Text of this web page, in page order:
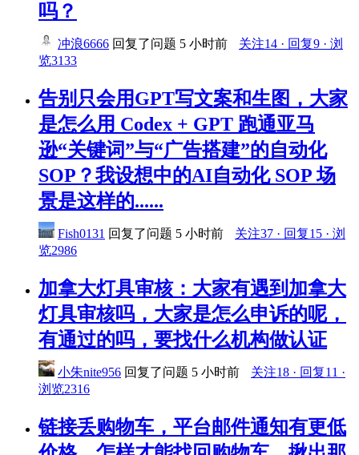
吗？
冲浪6666 回复了问题 5 小时前
关注14 · 回复9 · 浏
览3133
告别只会用GPT写文案和生图，大家
是怎么用 Codex + GPT 跑通亚马
逊“关键词”与“广告搭建”的自动化
SOP？我设想中的AI自动化 SOP 场
景是这样的......
Fish0131 回复了问题 5 小时前
关注37 · 回复15 · 浏
览2986
加拿大灯具审核：大家有遇到加拿大
灯具审核吗，大家是怎么申诉的呢，
有通过的吗，要找什么机构做认证
小朱nite956 回复了问题 5 小时前
关注18 · 回复11 ·
浏览2316
链接丢购物车，平台邮件通知有更低